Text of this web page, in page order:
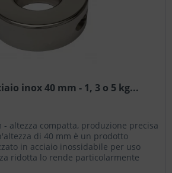
inox 40 mm - 1, 3 o 5 kg...
- altezza compatta, produzione precisa
di 40 mm è un prodotto
in acciaio inossidabile per uso
ridotta lo rende particolarmente